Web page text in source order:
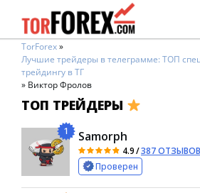
TorForex»
Лучшие трейдеры в телеграмме: ТОП
трейдингу в ТГ
» Виктор Фролов
ТОП ТРЕЙДЕРЫ
1 Samorph
4.9/387 ОТЗЫВОВ
Проверен